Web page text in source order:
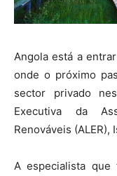
Angola está a
onde o próximo
sector privado
Executiva da
Renováveis (ALER),
A especialista que